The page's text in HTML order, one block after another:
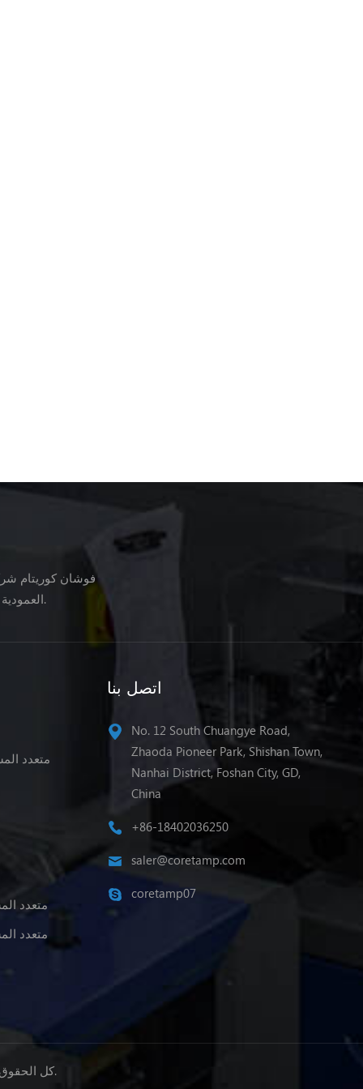
فوشان كوريتام
العمودية ، آلات تعبئة خط تجهيز الأغذية ، آلات تغليف الخضروات ، آلات التعبئة والتغليف ، إلخ.
متعدد
متعدد
متعدد
اتصل بنا
No. 12 South Chuangye Road,
Zhaoda Pioneer Park, Shishan Town,
Nanhai District, Foshan City, GD,
China
+86-18402036250
saler@coretamp.com
coretamp07
© حقوق النشر: 2026 Foshan Coretamp Packaging Machinery Co., Ltd. كل الحقوق محفوظة.